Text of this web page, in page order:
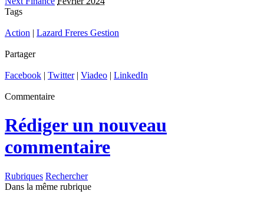
Tags
Action | Lazard Freres Gestion
Partager
Facebook | Twitter| Viadeo | LinkedIn
Commentaire
Rédiger un nouveau
commentaire
Rubriques Rechercher
Dans la même rubrique